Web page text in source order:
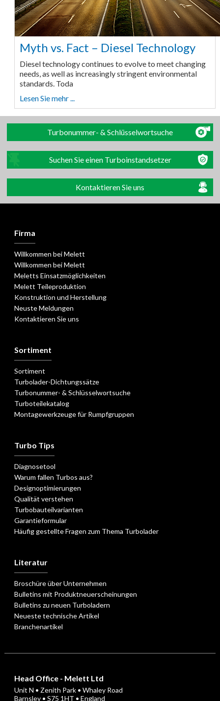
Myth vs. Fact – Diesel Technology
Diesel technology continues to evolve to meet changing
needs, as well as increasingly stringent environmental
standards. Toda
Lesen Sie mehr ...
Turbonummer- & Schlüsselwortsuche
Suchen Sie einen Turboinstandsetzer
Kontaktieren Sie uns
Firma
Willkommen bei Melett
Willkommen bei Melett
Meletts Einsatzmöglichkeiten
Melett Teileproduktion
Konstruktion und Herstellung
Neuste Meldungen
Kontaktieren Sie uns
Sortiment
Sortiment
Turbolader-Dichtungssätze
Turbonummer- & Schlüsselwortsuche
Turboteilekatalog
Montagewerkzeuge für Rumpfgruppen
Turbo Tips
Diagnosetool
Warum fallen Turbos aus?
Designoptimierungen
Qualität verstehen
Turbobauteilvarianten
Garantieformular
Häufig gestellte Fragen zum Thema Turbolader
Literatur
Broschüre über Unternehmen
Bulletins mit Produktneuerscheinungen
Bulletins zu neuen Turboladern
Neueste technische Artikel
Branchenartikel
Head Office - Melett Ltd
Unit N • Zenith Park • Whaley Road
Barnsley • S75 1HT • England